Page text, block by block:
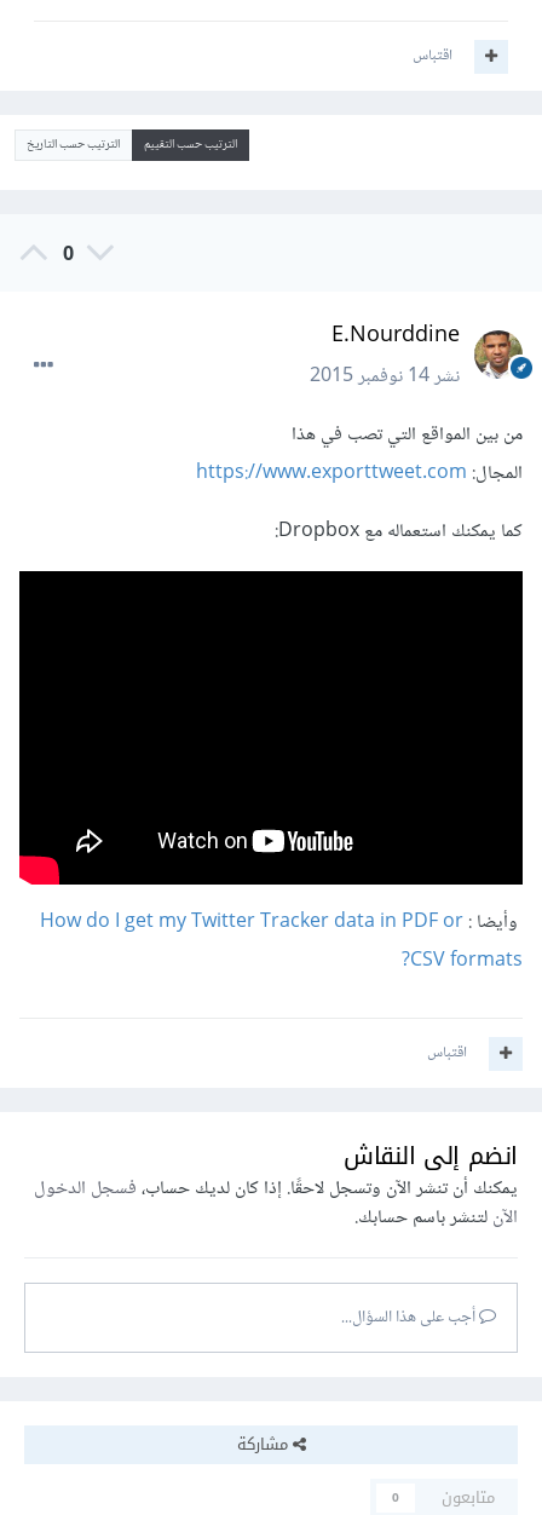
اقتباس
الترتيب حسب التقييم الترتيب حسب التاريخ
0
E.Nourddine
نشر14 نوفمبر 2015
من بين المواقع التي تصب في هذا
المجال: https://www.exporttweet.com
كما يمكنك استعماله مع Dropbox:
وأيضا :How do I get my Twitter Tracker data in PDF or
CSV formats?
اقتباس
انضم إلى النقاش
يمكنك أن تنشر الآن وتسجل لاحقًا. إذا كان لديك حساب،فسجل الدخول
الآنلتنشر باسم حسابك.
أجب على هذا السؤال...
مشاركة
متابعون
0